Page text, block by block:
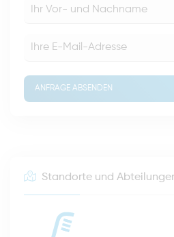
ANFRAGE ABSENDEN
Standorte und